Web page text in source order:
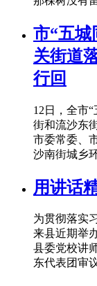
市“五城
关街道
行回
12日，全市
街和流沙东
市委常委、
沙南街城乡
用讲话
为贯彻落实
来县近期举
县委党校讲
东代表团审